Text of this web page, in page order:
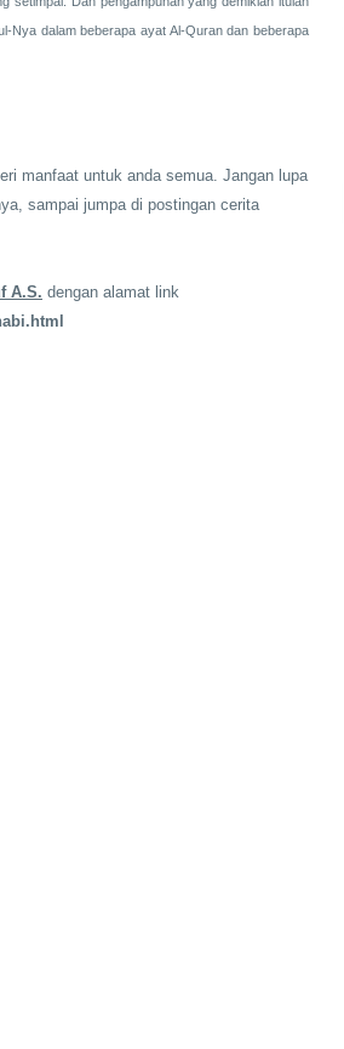
Nya dalam beberapa ayat Al-Quran dan beberapa
manfaat untuk anda semua. Jangan lupa
sampai jumpa di postingan cerita
A.S. dengan alamat link